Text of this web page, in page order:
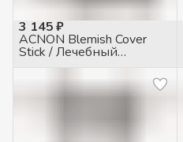
3 145 ₽
ACNON Blemish Cover
Stick / Лечебный
карандаш для жирной и
проблемной кожи, 5гр